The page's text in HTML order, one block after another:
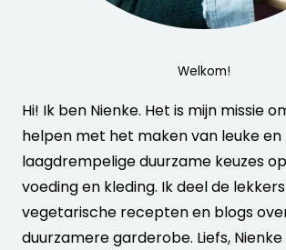
Welkom!
Hi! Ik ben Nienke. Het is mijn missie
helpen met het maken van leuke en
laagdrempelige duurzame keuzes
voeding en kleding. Ik deel de
vegetarische recepten en blogs
duurzamere garderobe. Liefs, Nienke